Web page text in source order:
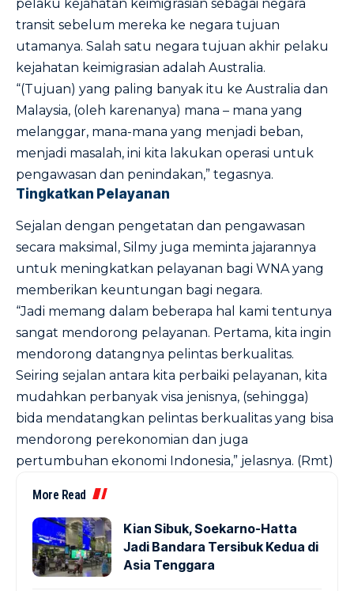
pelaku kejahatan keimigrasian sebagai negara
transit sebelum mereka ke negara tujuan
utamanya. Salah satu negara tujuan akhir pelaku
kejahatan keimigrasian adalah Australia.
“(Tujuan) yang paling banyak itu ke Australia dan
Malaysia, (oleh karenanya) mana – mana yang
melanggar, mana-mana yang menjadi beban,
menjadi masalah, ini kita lakukan operasi untuk
pengawasan dan penindakan,” tegasnya.
Tingkatkan Pelayanan
Sejalan dengan pengetatan dan pengawasan
secara maksimal, Silmy juga meminta jajarannya
untuk meningkatkan pelayanan bagi WNA yang
memberikan keuntungan bagi negara.
“Jadi memang dalam beberapa hal kami tentunya
sangat mendorong pelayanan. Pertama, kita ingin
mendorong datangnya pelintas berkualitas.
Seiring sejalan antara kita perbaiki pelayanan, kita
mudahkan perbanyak visa jenisnya, (sehingga)
bida mendatangkan pelintas berkualitas yang bisa
mendorong perekonomian dan juga
pertumbuhan ekonomi Indonesia,” jelasnya. (Rmt)
More Read
Kian Sibuk, Soekarno-Hatta
Jadi Bandara Tersibuk Kedua di
Asia Tenggara